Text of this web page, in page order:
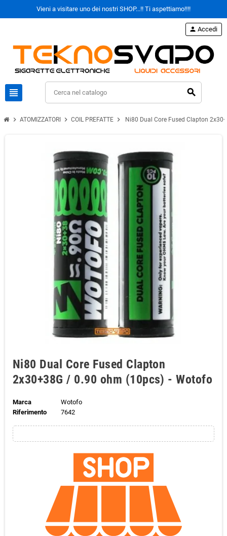
Vieni a visitare uno dei nostri SHOP...!! Ti aspettiamo!!!!
view_headline search
person Accedi
chevron_right ATOMIZZATORI chevron_right COIL PREFATTE chevron_right Ni80 Dual Core Fused Clapton
Ni80 Dual Core Fused Clapton
2x30+38G / 0.90 ohm (10pcs) - Wotofo
Marca
Wotofo
Riferimento
7642